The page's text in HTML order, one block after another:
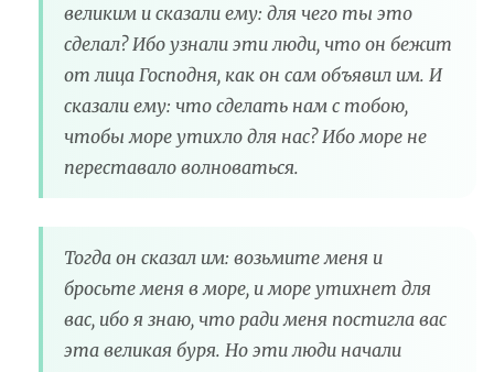
великим и сказали ему: для чего ты это
сделал? Ибо узнали эти люди, что он бежит
от лица Господня, как он сам объявил им. И
сказали ему: что сделать нам с тобою,
чтобы море утихло для нас? Ибо море не
переставало волноваться.
Тогда он сказал им: возьмите меня и
бросьте меня в море, и море утихнет для
вас, ибо я знаю, что ради меня постигла вас
эта великая буря. Но эти люди начали